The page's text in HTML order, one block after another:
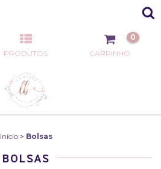
PRODUTOS CARRINHO
0
Início > Bolsas
BOLSAS